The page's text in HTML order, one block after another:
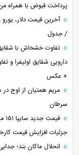
پرداخت قبوض با همراه
/ جدول
تفاوت خشخاش با شقایق
دارویی شقایق اولیفرا و
+ عکس
مریم همتیان از اوج در
سرطان
جزئیات افزایش قیمت
انحلال ماکان بند؛